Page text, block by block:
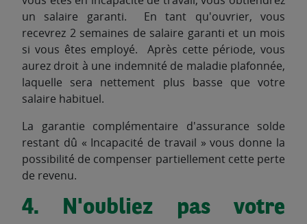
un salaire garanti. En tant qu'ouvrier, vous
recevrez 2 semaines de salaire garanti et un mois
si vous êtes employé. Après cette période, vous
aurez droit à une indemnité de maladie plafonnée,
laquelle sera nettement plus basse que votre
salaire habituel.
La garantie complémentaire d'assurance solde
restant dû « Incapacité de travail » vous donne la
possibilité de compenser partiellement cette perte
de revenu.
4. N'oubliez pas votre